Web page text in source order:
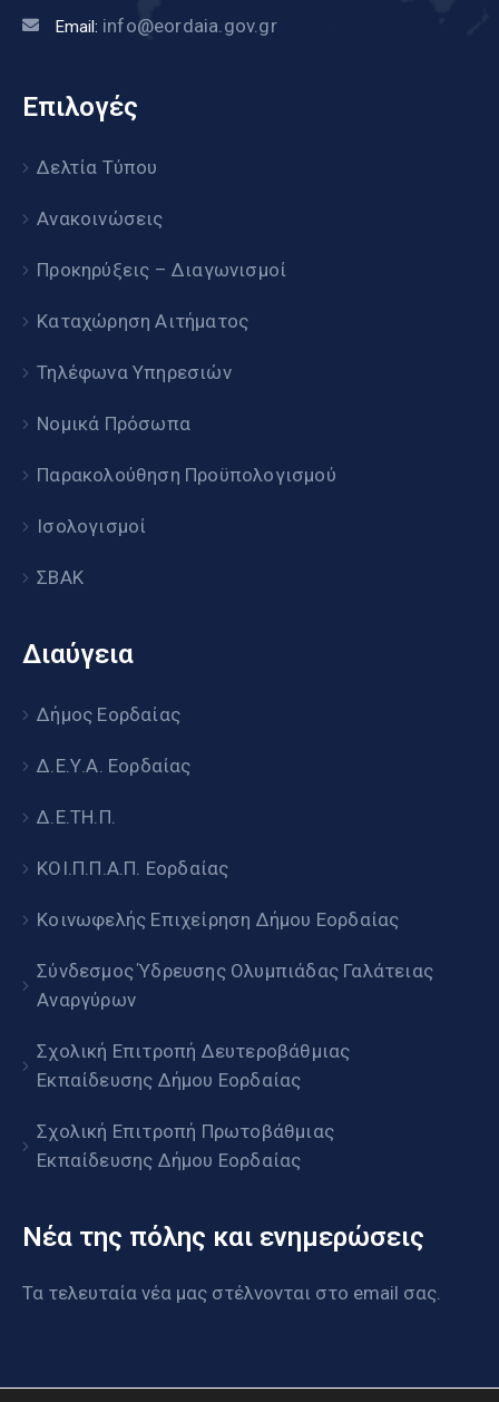
Email: info@eordaia.gov.gr
Επιλογές
Δελτία Τύπου
Ανακοινώσεις
Προκηρύξεις – Διαγωνισμοί
Καταχώρηση Αιτήματος
Τηλέφωνα Υπηρεσιών
Νομικά Πρόσωπα
Παρακολούθηση Προϋπολογισμού
Ισολογισμοί
ΣΒΑΚ
Διαύγεια
Δήμος Εορδαίας
Δ.Ε.Υ.Α. Εορδαίας
Δ.Ε.ΤΗ.Π.
ΚΟΙ.Π.Π.Α.Π. Εορδαίας
Κοινωφελής Επιχείρηση Δήμου Εορδαίας
Σύνδεσμος Ύδρευσης Ολυμπιάδας Γαλάτειας
Αναργύρων
Σχολική Επιτροπή Δευτεροβάθμιας
Εκπαίδευσης Δήμου Εορδαίας
Σχολική Επιτροπή Πρωτοβάθμιας
Εκπαίδευσης Δήμου Εορδαίας
Νέα της πόλης και ενημερώσεις
Τα τελευταία νέα μας στέλνονται στο email σας.